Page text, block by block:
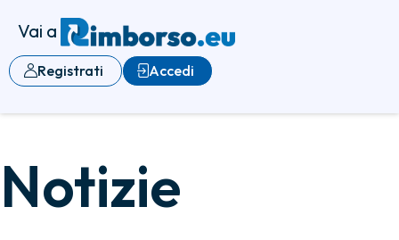
Vai a
Accedi
Registrati
Notizie